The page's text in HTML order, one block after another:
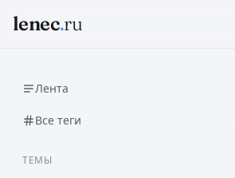
lenec.ru
Лента
Все теги
ТЕМЫ